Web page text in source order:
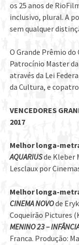
os 25 anos de
inclusivo, plural. A
sem qualquer
O Grande Prêmio
Patrocínio Master
através da Lei
da Cultura, e
VENCEDORES
2017
Melhor longa-
AQUARIUSde Kleber
Lesclaux por
Melhor longa-
CINEMA NOVOde
Coqueirão Pictures
MENINO 23 –
Franca. Produção: